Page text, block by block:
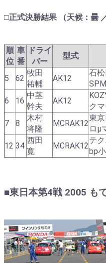
□正式決勝結果 （天候：曇
順
位
車
番
ドライ
バー
型式
5
62
牧田
祐輔
AK12
石
6 16
中茎
幹夫
AK12
ク
7 8
木村
将隆
MCRAK12
東
ロμ
12 34
西田
寛
MCRAK12
テ
bp
■東日本第4戦 2005 も